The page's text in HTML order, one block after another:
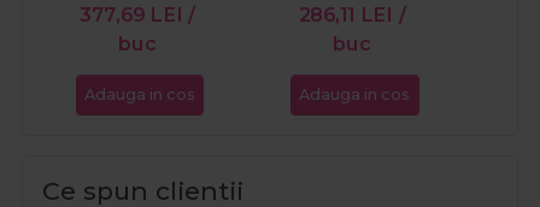
377,69 LEI /
buc
Adauga in cos
286,11 LEI /
buc
Adauga in cos
Ce spun clientii